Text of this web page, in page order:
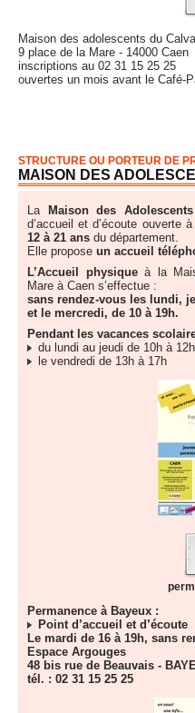
Maison des adolescents du
9 place de la Mare - 14000 Caen
inscriptions au 02 31 15 25 25
ouvertes un mois avant le Café-
STRUCTURE OU PORTEUR DE
MAISON DES
La Maison des
d’accueil et d’écoute ouverte
12 à 21 ans du département.
Elle propose un accueil
L’Accueil physiqueà la
Mare à Caen s’effectue :
sans rendez-vous les lundi,
et le mercredi, de 10 à 19h.
Pendant les vacances
du lundi au jeudi de 10h à
le vendredi de 13h à 17h
Permanence à Bayeux :
Point d’accueil et d’écoute
Le mardi de 16 à 19h, sans
Espace Argouges
48 bis rue de Beauvais -
tél. : 02 31 15 25 25